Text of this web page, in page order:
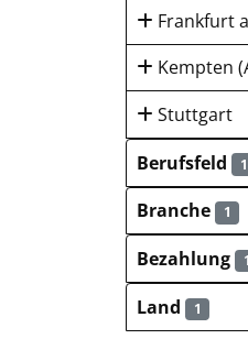
Frankfurt
Kempten
Stuttgart
Berufsfeld
1
Branche 1
Bezahlung 1
Land 1